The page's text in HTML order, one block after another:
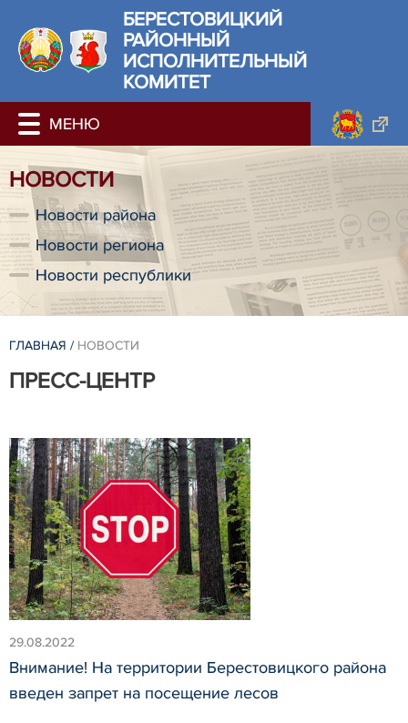
БЕРЕСТОВИЦКИЙ
РАЙОННЫЙ
ИСПОЛНИТЕЛЬНЫЙ
КОМИТЕТ
НОВОСТИ
Новости района
Новости региона
Новости республики
ГЛАВНАЯ / НОВОСТИ
ПРЕСС-ЦЕНТР
29.08.2022
Внимание! На территории Берестовицкого района
введен запрет на посещение лесов